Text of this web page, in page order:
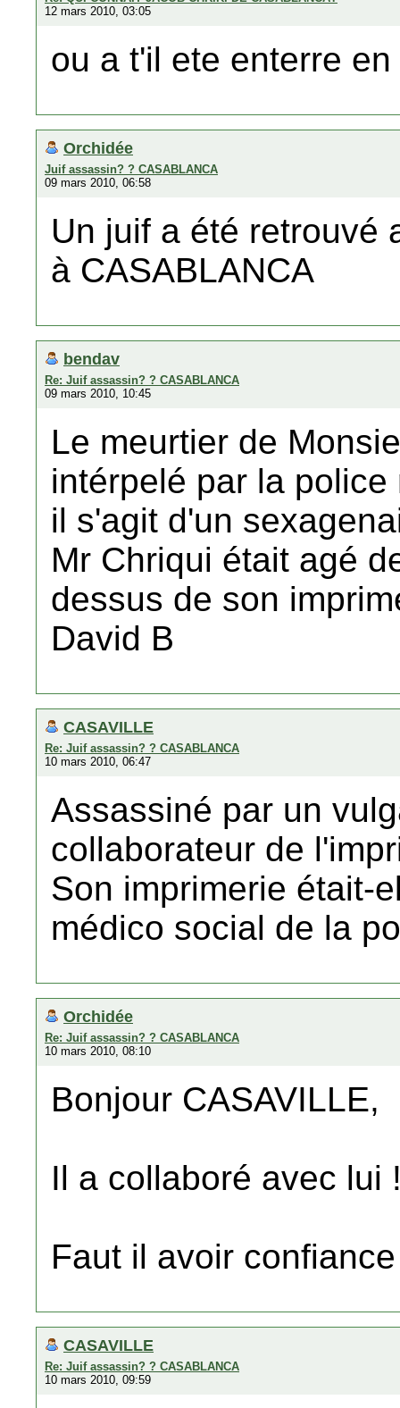
12 mars 2010, 03:05
ou a t'il ete enterre
Orchidée
Juif assassin? ? CASABLANCA
09 mars 2010, 06:58
Un juif a été retrouvé
à CASABLANCA
bendav
Re: Juif assassin? ? CASABLANCA
09 mars 2010, 10:45
Le meurtier de
intérpelé par la police
il s'agit d'un
Mr Chriqui était agé
dessus de son
David B
CASAVILLE
Re: Juif assassin? ? CASABLANCA
10 mars 2010, 06:47
Assassiné par un
collaborateur de
Son imprimerie était-
médico social de la
Orchidée
Re: Juif assassin? ? CASABLANCA
10 mars 2010, 08:10
Bonjour CASAVILLE,
Il a collaboré avec lui
Faut il avoir
CASAVILLE
Re: Juif assassin? ? CASABLANCA
10 mars 2010, 09:59